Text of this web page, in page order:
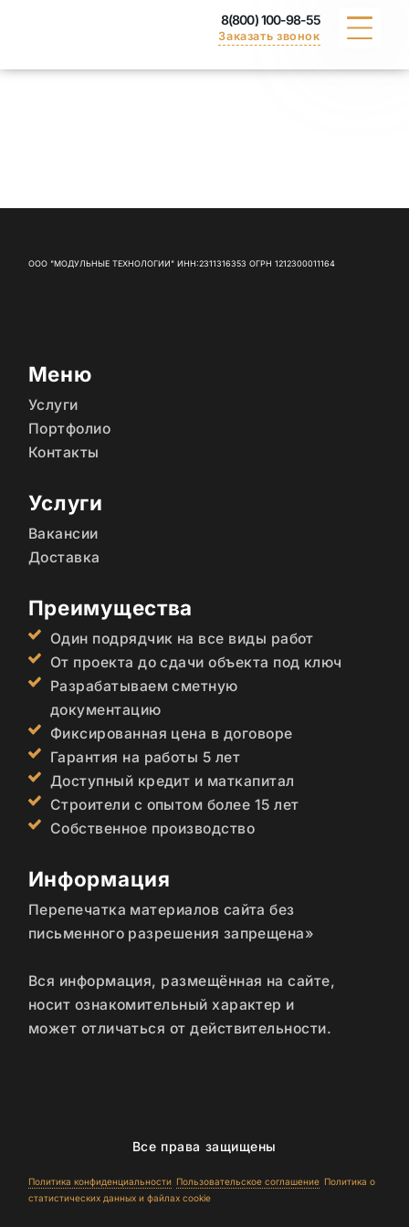
8(800) 100-98-55
Заказать звонок
ДОСТАВКА
ООО "МОДУЛЬНЫЕ ТЕХНОЛОГИИ" ИНН:2311316353 ОГРН 1212300011164
Меню
Услуги
Портфолио
Контакты
Услуги
Вакансии
Доставка
Преимущества
Один подрядчик на все виды работ
От проекта до сдачи объекта под ключ
Разрабатываем сметную
документацию
Фиксированная цена в договоре
Гарантия на работы 5 лет
Доступный кредит и маткапитал
Строители с опытом более 15 лет
Собственное производство
Информация
Перепечатка материалов сайта без
письменного разрешения запрещена»
Вся информация, размещённая на сайте,
носит ознакомительный характер и
может отличаться от действительности.
Все права защищены
Политика конфиденциальности Пользовательское соглашение Политика о
статистических данных и файлах cookie